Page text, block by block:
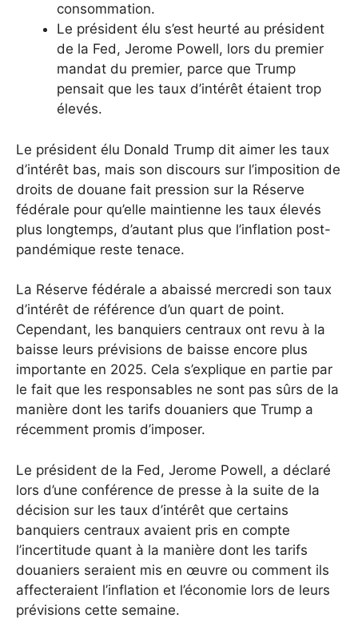
consommation.
Le président élu s’est heurté au président
de la Fed, Jerome Powell, lors du premier
mandat du premier, parce que Trump
pensait que les taux d’intérêt étaient trop
élevés.
Le président élu Donald Trump dit aimer les taux
d’intérêt bas, mais son discours sur l’imposition de
droits de douane fait pression sur la Réserve
fédérale pour qu’elle maintienne les taux élevés
plus longtemps, d’autant plus que l’inflation post-
pandémique reste tenace.
La Réserve fédérale a abaissé mercredi son taux
d’intérêt de référence d’un quart de point.
Cependant, les banquiers centraux ont revu à la
baisse leurs prévisions de baisse encore plus
importante en 2025. Cela s’explique en partie par
le fait que les responsables ne sont pas sûrs de la
manière dont les tarifs douaniers que Trump a
récemment promis d’imposer.
Le président de la Fed, Jerome Powell, a déclaré
lors d’une conférence de presse à la suite de la
décision sur les taux d’intérêt que certains
banquiers centraux avaient pris en compte
l’incertitude quant à la manière dont les tarifs
douaniers seraient mis en œuvre ou comment ils
affecteraient l’inflation et l’économie lors de leurs
prévisions cette semaine.